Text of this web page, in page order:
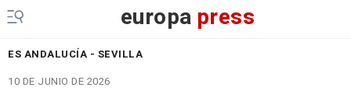
europa press
ES ANDALUCÍA - SEVILLA
10 DE JUNIO DE 2026